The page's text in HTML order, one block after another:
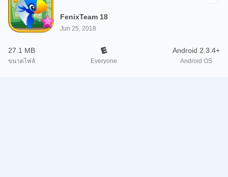
FenixTeam 18
Jun 25, 2018
27.1 MB
ขนาดไฟล์ Everyone
Android 2.3.4+
Android OS